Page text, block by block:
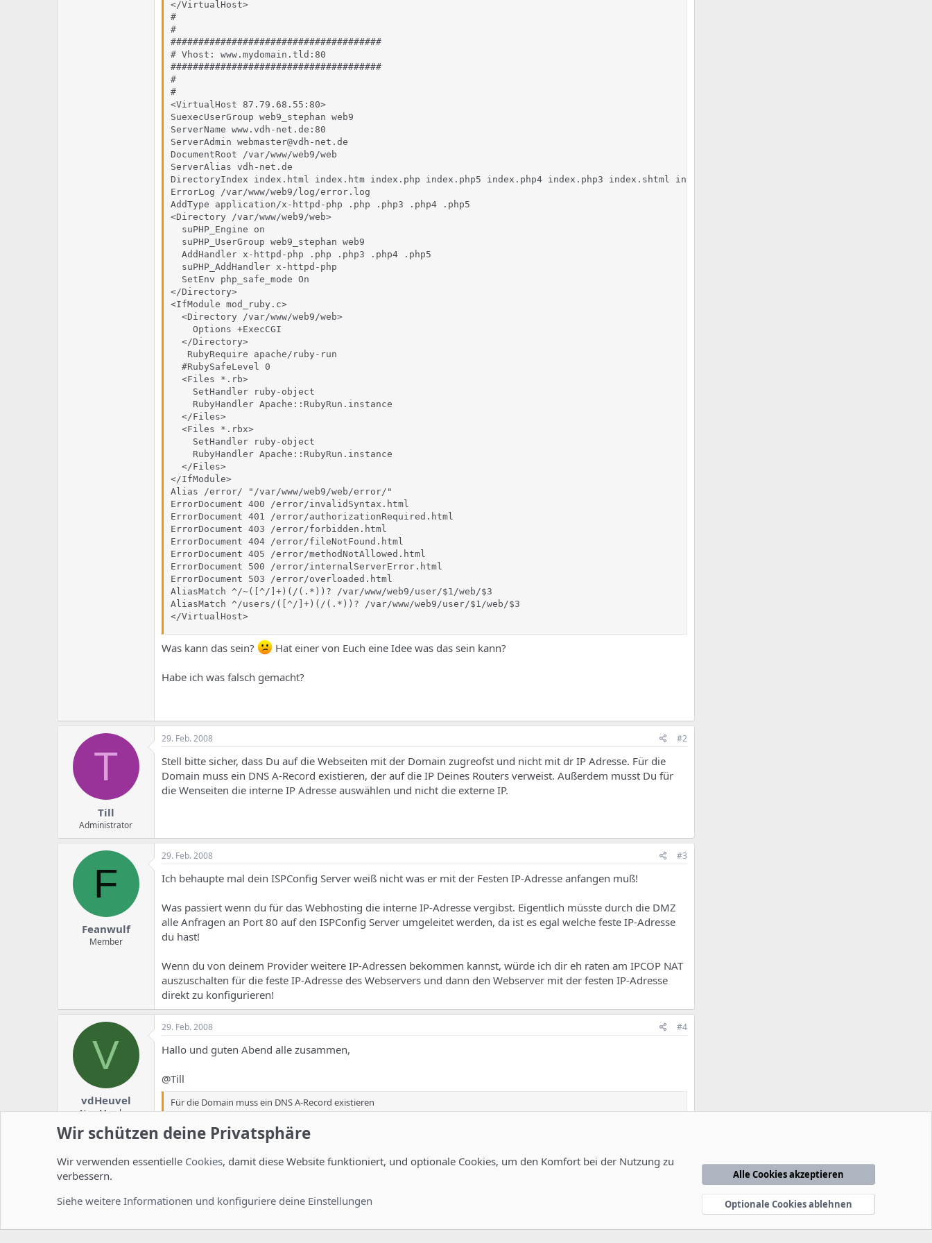
</VirtualHost>
#
#
######################################
# Vhost: www.mydomain.tld:80
######################################
#
#
<VirtualHost 87.79.68.55:80>
SuexecUserGroup web9_stephan web9
ServerName www.vdh-net.de:80
ServerAdmin webmaster@vdh-net.de
DocumentRoot /var/www/web9/web
ServerAlias vdh-net.de
DirectoryIndex index.html index.htm index.php index.php5 index.php4 index.php3 index.shtml index.cgi index.pl index.jsp Default.htm
ErrorLog /var/www/web9/log/error.log
AddType application/x-httpd-php .php .php3 .php4 .php5
<Directory /var/www/web9/web>
  suPHP_Engine on
  suPHP_UserGroup web9_stephan web9
  AddHandler x-httpd-php .php .php3 .php4 .php5
  suPHP_AddHandler x-httpd-php
  SetEnv php_safe_mode On
</Directory>
<IfModule mod_ruby.c>
  <Directory /var/www/web9/web>
    Options +ExecCGI
  </Directory>
   RubyRequire apache/ruby-run
  #RubySafeLevel 0
  <Files *.rb>
    SetHandler ruby-object
    RubyHandler Apache::RubyRun.instance
  </Files>
  <Files *.rbx>
    SetHandler ruby-object
    RubyHandler Apache::RubyRun.instance
  </Files>
</IfModule>
Alias /error/ "/var/www/web9/web/error/"
ErrorDocument 400 /error/invalidSyntax.html
ErrorDocument 401 /error/authorizationRequired.html
ErrorDocument 403 /error/forbidden.html
ErrorDocument 404 /error/fileNotFound.html
ErrorDocument 405 /error/methodNotAllowed.html
ErrorDocument 500 /error/internalServerError.html
ErrorDocument 503 /error/overloaded.html
AliasMatch ^/~([^/]+)(/(.*))? /var/www/web9/user/$1/web/$3
AliasMatch ^/users/([^/]+)(/(.*))? /var/www/web9/user/$1/web/$3
</VirtualHost>
Was kann das sein? Hat einer von Euch eine Idee was das sein kann?
Habe ich was falsch gemacht?
T
Till
Administrator
29. Feb. 2008 #2
Stell bitte sicher, dass Du auf die Webseiten mit der Domain zugreofst und nicht mit dr IP Adresse. Für die
Domain muss ein DNS A-Record existieren, der auf die IP Deines Routers verweist. Außerdem musst Du für
die Wenseiten die interne IP Adresse auswählen und nicht die externe IP.
F
Feanwulf
Member
29. Feb. 2008 #3
Ich behaupte mal dein ISPConfig Server weiß nicht was er mit der Festen IP-Adresse anfangen muß!
Was passiert wenn du für das Webhosting die interne IP-Adresse vergibst. Eigentlich müsste durch die DMZ
alle Anfragen an Port 80 auf den ISPConfig Server umgeleitet werden, da ist es egal welche feste IP-Adresse
du hast!
Wenn du von deinem Provider weitere IP-Adressen bekommen kannst, würde ich dir eh raten am IPCOP NAT
auszuschalten für die feste IP-Adresse des Webservers und dann den Webserver mit der festen IP-Adresse
direkt zu konfigurieren!
V
vdHeuvel
New Member
29. Feb. 2008 #4
Hallo und guten Abend alle zusammen,
@Till
Für die Domain muss ein DNS A-Record existieren
Das hatte ich schon getan.
Wir schützen deine Privatsphäre
Wir verwenden essentielle Cookies, damit diese Website funktioniert, und optionale Cookies, um den Komfort bei der Nutzung zu
verbessern.
Siehe weitere Informationen und konfiguriere deine Einstellungen
Alle Cookies akzeptieren
Optionale Cookies ablehnen